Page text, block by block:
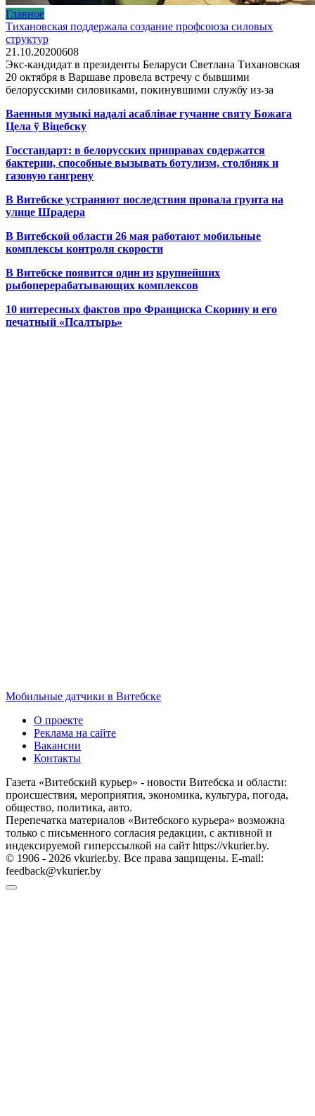
Главное
Тихановская поддержала создание профсоюза силовых
структур
21.10.20200608
Экс-кандидат в президенты Беларуси Светлана Тихановская
20 октября в Варшаве провела встречу с бывшими
белорусскими силовиками, покинувшими службу из-за
Ваенныя музыкі надалі асаблівае гучанне святу Божага
Цела ў Віцебску
Госстандарт: в белорусских приправах содержатся
бактерии, способные вызывать ботулизм, столбняк и
газовую гангрену
В Витебске устраняют последствия провала грунта на
улице Шрадера
В Витебской области 26 мая работают мобильные
комплексы контроля скорости
В Витебске появится один из крупнейших
рыбоперерабатывающих комплексов
10 интересных фактов про Франциска Скорину и его
печатный «Псалтырь»
Мобильные датчики в Витебске
О проекте
Реклама на сайте
Вакансии
Контакты
Газета «Витебский курьер» - новости Витебска и области:
происшествия, мероприятия, экономика, культура, погода,
общество, политика, авто.
Перепечатка материалов «Витебского курьера» возможна
только с письменного согласия редакции, с активной и
индексируемой гиперссылкой на сайт https://vkurier.by.
© 1906 - 2026 vkurier.by. Все права защищены. E-mail:
feedback@vkurier.by